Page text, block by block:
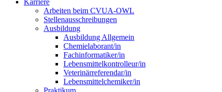
Karriere
Arbeiten beim CVUA-OWL
Stellenausschreibungen
Ausbildung
Ausbildung Allgemein
Chemielaborant/in
Fachinformatiker/in
Lebensmittelkontrolleur/in
Veterinärreferendar/in
Lebensmittelchemiker/in
Praktikum